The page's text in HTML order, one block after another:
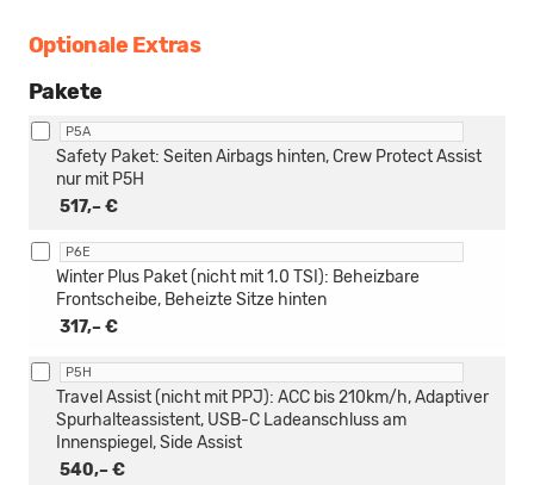
Optionale Extras
Pakete
P5A
517,– €
Safety Paket: Seiten Airbags hinten, Crew Protect Assist
nur mit P5H
P6E
317,– €
Winter Plus Paket (nicht mit 1.0 TSI): Beheizbare
Frontscheibe, Beheizte Sitze hinten
P5H
540,– €
Travel Assist (nicht mit PPJ): ACC bis 210km/h, Adaptiver
Spurhalteassistent, USB-C Ladeanschluss am
Innenspiegel, Side Assist